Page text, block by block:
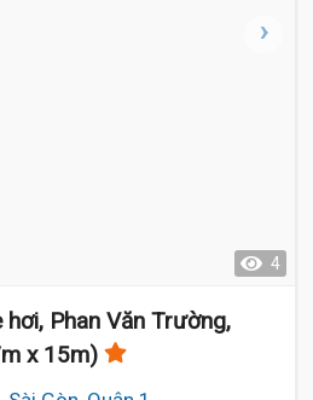
4
hơi, Phan Văn Trường,
x 15m)